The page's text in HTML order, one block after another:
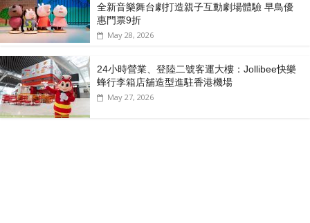
全新音樂舞台劇打造親子互動劇場體驗 早鳥優
惠門票9折
May 28, 2026
24小時營業、登陸二號客運大樓：Jollibee快樂
蜂行李箱店舖造型進駐香港機場
May 27, 2026